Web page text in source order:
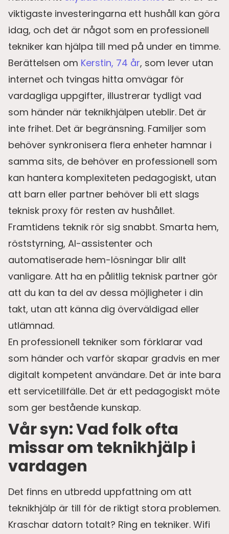
viktigaste investeringarna ett hushåll kan göra
idag, och det är något som en professionell
tekniker kan hjälpa till med på under en timme.
Berättelsen om Kerstin, 74 år, som lever utan
internet och tvingas hitta omvägar för
vardagliga uppgifter, illustrerar tydligt vad
som händer när teknikhjälpen uteblir. Det är
inte frihet. Det är begränsning. Familjer som
behöver synkronisera flera enheter hamnar i
samma sits, de behöver en professionell som
kan hantera komplexiteten pedagogiskt, utan
att barn eller partner behöver bli ett slags
teknisk proxy för resten av hushållet.
Framtidens teknik rör sig snabbt. Smarta hem,
röststyrning, AI-assistenter och
automatiserade hem-lösningar blir allt
vanligare. Att ha en pålitlig teknisk partner gör
att du kan ta del av dessa möjligheter i din
takt, utan att känna dig överväldigad eller
utlämnad.
En professionell tekniker som förklarar vad
som händer och varför skapar gradvis en mer
digitalt kompetent användare. Det är inte bara
ett servicetillfälle. Det är ett pedagogiskt möte
som ger bestående kunskap.
Vår syn: Vad folk ofta
missar om teknikhjälp i
vardagen
Det finns en utbredd uppfattning om att
teknikhjälp är till för de riktigt stora problemen.
Kraschar datorn totalt? Ring en tekniker. Wifi